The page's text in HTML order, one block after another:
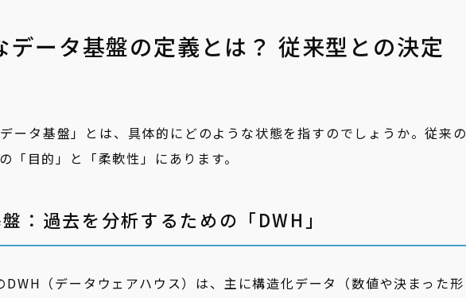
ータ基盤の定義とは？ 従来型との決定
ータ基盤」とは、具体的にどのような状態を指すのでしょうか。従来の
「目的」と「柔軟性」にあります。
：過去を分析するための「DWH」
DWH（データウェアハウス）は、主に構造化データ（数値や決まった形